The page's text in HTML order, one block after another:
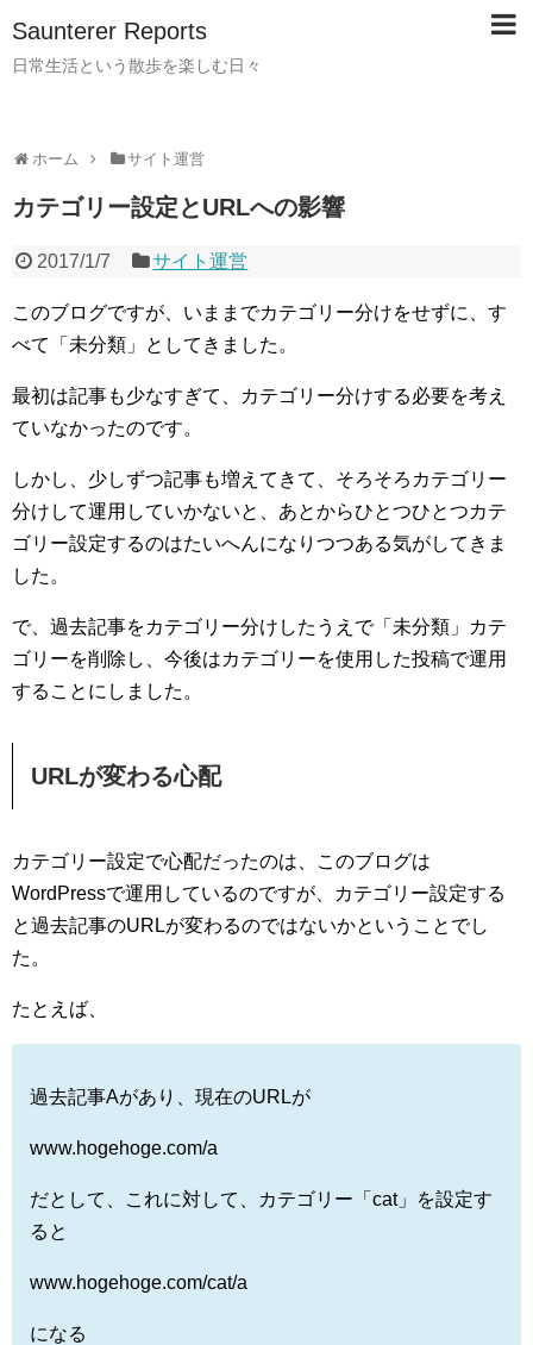
Saunterer Reports
日常生活という散歩を楽しむ日々
ホーム サイト運営
カテゴリー設定とURLへの影響
2017/1/7 サイト運営
このブログですが、いままでカテゴリー分けをせずに、す
べて「未分類」としてきました。
最初は記事も少なすぎて、カテゴリー分けする必要を考え
ていなかったのです。
しかし、少しずつ記事も増えてきて、そろそろカテゴリー
分けして運用していかないと、あとからひとつひとつカテ
ゴリー設定するのはたいへんになりつつある気がしてきま
した。
で、過去記事をカテゴリー分けしたうえで「未分類」カテ
ゴリーを削除し、今後はカテゴリーを使用した投稿で運用
することにしました。
URLが変わる心配
カテゴリー設定で心配だったのは、このブログは
WordPressで運用しているのですが、カテゴリー設定する
と過去記事のURLが変わるのではないかということでし
た。
たとえば、
過去記事Aがあり、現在のURLが
www.hogehoge.com/a
だとして、これに対して、カテゴリー「cat」を設定す
ると
www.hogehoge.com/cat/a
になる